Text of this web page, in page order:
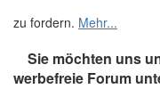
zu fordern. Mehr...
Sie möchten uns
werbefreie Forum